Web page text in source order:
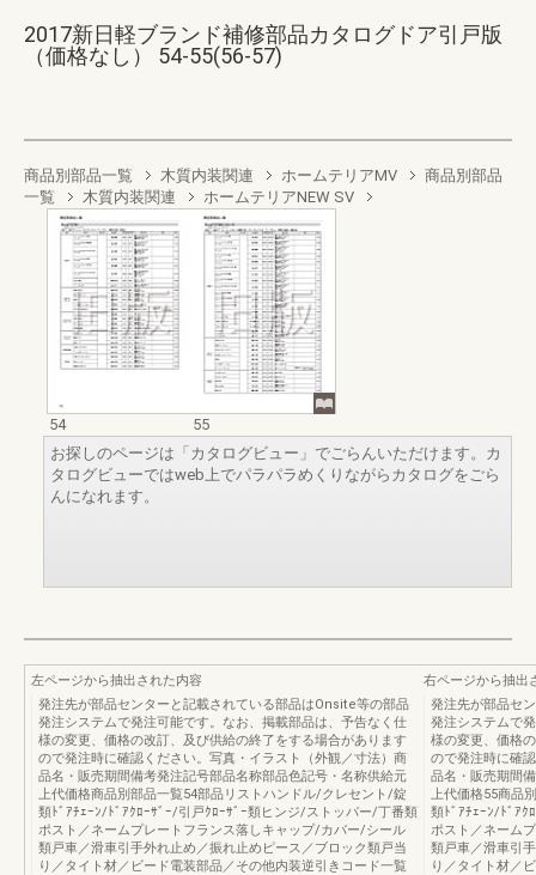
2017新日軽ブランド補修部品カタログドア引戸版
（価格なし） 54-55(56-57)
商品別部品一覧 木質内装関連 ホームテリアMV
商品別部品
一覧
木質内装関連 ホームテリアNEW SV
54
55
お探しのページは「カタログビュー」でごらんいただけます。カ
タログビューではweb上でパラパラめくりながらカタログをごら
んになれます。
左ページから抽出された内容
発注先が部品センターと記載されている部品はOnsite等の部品
発注システムで発注可能です。なお、掲載部品は、予告なく仕
様の変更、価格の改訂、及び供給の終了をする場合があります
ので発注時に確認ください。写真・イラスト（外観／寸法）商
品名・販売期間備考発注記号部品名称部品色記号・名称供給元
上代価格商品別部品一覧54部品リストハンドル/クレセント/錠
類ﾄﾞｱﾁｪｰﾝ/ﾄﾞｱｸﾛｰｻﾞｰ/引戸ｸﾛｰｻﾞｰ類ヒンジ/ストッパー/丁番類
ポスト／ネームプレートフランス落しキャップ/カバー/シール
類戸車／滑車引手外れ止め／振れ止めピース／ブロック類戸当
り／タイト材／ビード電装部品／その他内装逆引きコード一覧
右ページから抽出
発注先が部品セ
発注システムで
様の変更、価格
ので発注時に確
品名・販売期間
上代価格55商品
類ﾄﾞｱﾁｪｰﾝ/ﾄﾞｱｸ
ポスト／ネーム
類戸車／滑車引
り／タイト材／